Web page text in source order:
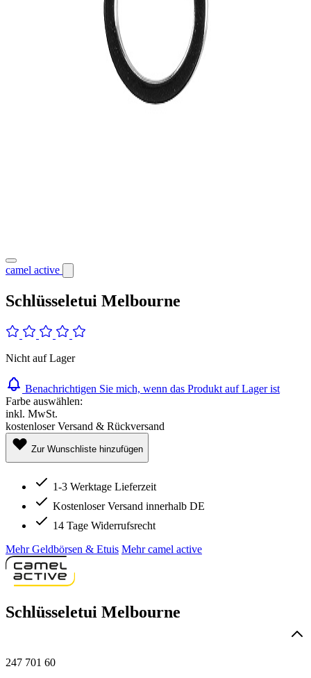
camel active
Schlüsseletui Melbourne
Nicht auf Lager
Benachrichtigen Sie mich, wenn das Produkt auf Lager ist
Farbe auswählen:
inkl. MwSt.
kostenloser Versand & Rückversand
Zur Wunschliste hinzufügen
1-3 Werktage Lieferzeit
Kostenloser Versand innerhalb DE
14 Tage Widerrufsrecht
Mehr Geldbörsen & Etuis Mehr camel active
Schlüsseletui Melbourne
247 701 60